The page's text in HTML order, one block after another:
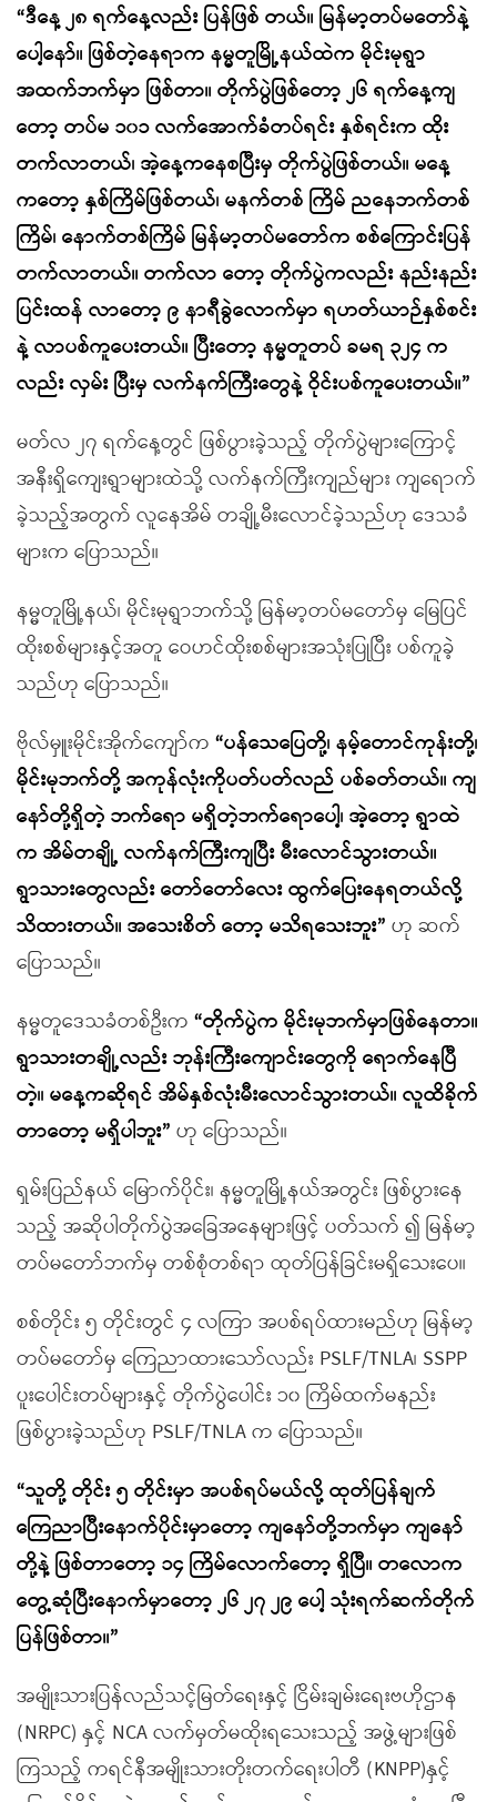
“ဒီနေ့ ၂၈ ရက်နေ့လည်း ပြန်ဖြစ် တယ်။ မြန်မာ့တပ်မတော်နဲ့
ပေါ့နော်။ ဖြစ်တဲ့နေရာက နမ္မတူမြို့နယ်ထဲက မိုင်းမုရွာ
အထက်ဘက်မှာ ဖြစ်တာ။ တိုက်ပွဲဖြစ်တော့ ၂၆ ရက်နေ့ကျ
တော့ တပ်မ ၁၀၁ လက်အောက်ခံတပ်ရင်း နှစ်ရင်းက ထိုး
တက်လာတယ်၊ အဲ့နေ့ကနေစပြီးမှ တိုက်ပွဲဖြစ်တယ်။ မနေ့
ကတော့ နှစ်ကြိမ်ဖြစ်တယ်၊ မနက်တစ် ကြိမ် ညနေဘက်တစ်
ကြိမ်၊ နောက်တစ်ကြိမ် မြန်မာ့တပ်မတော်က စစ်ကြောင်းပြန်
တက်လာတယ်။ တက်လာ တော့ တိုက်ပွဲကလည်း နည်းနည်း
ပြင်းထန် လာတော့ ၉ နာရီခွဲလောက်မှာ ရဟတ်ယာဉ်နှစ်စင်း
နဲ့ လာပစ်ကူပေးတယ်။ ပြီးတော့ နမ္မတူတပ် ခမရ ၃၂၄ က
လည်း လှမ်း ပြီးမှ လက်နက်ကြီးတွေနဲ့ ဝိုင်းပစ်ကူပေးတယ်။”
မတ်လ ၂၇ ရက်နေ့တွင် ဖြစ်ပွားခဲ့သည့် တိုက်ပွဲများကြောင့်
အနီးရှိကျေးရွာများထဲသို့ လက်နက်ကြီးကျည်များ ကျရောက်
ခဲ့သည့်အတွက် လူနေအိမ် တချို့မီးလောင်ခဲ့သည်ဟု ဒေသခံ
များက ပြောသည်။
နမ္မတူမြို့နယ်၊ မိုင်းမုရွာဘက်သို့ မြန်မာ့တပ်မတော်မှ မြေပြင်
ထိုးစစ်များနှင့်အတူ ဝေဟင်ထိုးစစ်များအသုံးပြုပြီး ပစ်ကူခဲ့
သည်ဟု ပြောသည်။
ဗိုလ်မှူးမိုင်းအိုက်ကျော်က “ပန်သေပြေတို့၊ နမ့်တောင်ကုန်းတို့၊
မိုင်းမုဘက်တို့ အကုန်လုံးကိုပတ်ပတ်လည် ပစ်ခတ်တယ်။ ကျ
နော်တို့ရှိတဲ့ ဘက်ရော မရှိတဲ့ဘက်ရောပေါ့၊ အဲ့တော့ ရွာထဲ
က အိမ်တချို့ လက်နက်ကြီးကျပြီး မီးလောင်သွားတယ်။
ရွာသားတွေလည်း တော်တော်လေး ထွက်ပြေးနေရတယ်လို့
သိထားတယ်။ အသေးစိတ် တော့ မသိရသေးဘူး” ဟု ဆက်
ပြောသည်။
နမ္မတူဒေသခံတစ်ဦးက “တိုက်ပွဲက မိုင်းမုဘက်မှာဖြစ်နေတာ။
ရွာသားတချို့လည်း ဘုန်းကြီးကျောင်းတွေကို ရောက်နေပြီ
တဲ့၊၊ မနေ့ကဆိုရင် အိမ်နှစ်လုံးမီးလောင်သွားတယ်။ လူထိခိုက်
တာတော့ မရှိပါဘူး” ဟု ပြောသည်။
ရှမ်းပြည်နယ် မြောက်ပိုင်း၊ နမ္မတူမြို့နယ်အတွင်း ဖြစ်ပွားနေ
သည့် အဆိုပါတိုက်ပွဲအခြေအနေများဖြင့် ပတ်သက် ၍ မြန်မာ့
တပ်မတော်ဘက်မှ တစ်စုံတစ်ရာ ထုတ်ပြန်ခြင်းမရှိသေးပေ။
စစ်တိုင်း ၅ တိုင်းတွင် ၄ လကြာ အပစ်ရပ်ထားမည်ဟု မြန်မာ့
တပ်မတော်မှ ကြေညာထားသော်လည်း PSLF/TNLA၊ SSPP
ပူးပေါင်းတပ်များနှင့် တိုက်ပွဲပေါင်း ၁၀ ကြိမ်ထက်မနည်း
ဖြစ်ပွားခဲ့သည်ဟု PSLF/TNLA က ပြောသည်။
“သူတို့ တိုင်း ၅ တိုင်းမှာ အပစ်ရပ်မယ်လို့ ထုတ်ပြန်ချက်
ကြေညာပြီးနောက်ပိုင်းမှာတော့ ကျနော်တို့ဘက်မှာ ကျနော်
တို့နဲ့ ဖြစ်တာတော့ ၁၄ ကြိမ်လောက်တော့ ရှိပြီ။ တလောက
တွေ့ဆုံပြီးနောက်မှာတော့ ၂၆ ၂၇ ၂၉ ပေါ့ သုံးရက်ဆက်တိုက်
ပြန်ဖြစ်တာ။”
အမျိုးသားပြန်လည်သင့်မြတ်ရေးနှင့် ငြိမ်းချမ်းရေးဗဟိုဌာန
(NRPC) နှင့် NCA လက်မှတ်မထိုးရသေးသည့် အဖွဲ့များဖြစ်
ကြသည့် ကရင်နီအမျိုးသားတိုးတက်ရေးပါတီ (KNPP)နှင့်